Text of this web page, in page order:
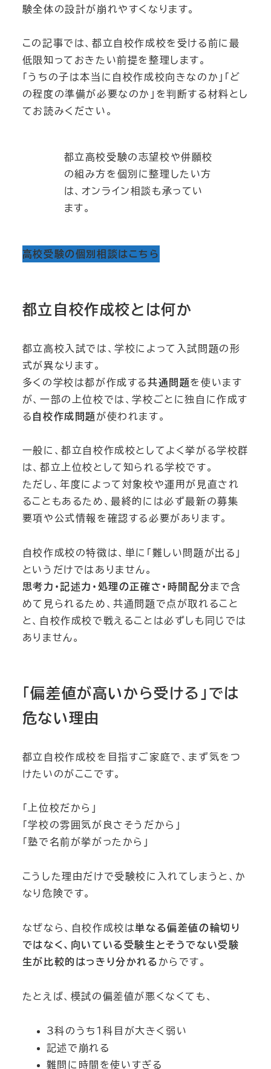
験全体の設計が崩れやすくなります。
この記事では、都立自校作成校を受ける前に最
低限知っておきたい前提を整理します。
「うちの子は本当に自校作成校向きなのか」「ど
の程度の準備が必要なのか」を判断する材料とし
てお読みください。
都立高校受験の志望校や併願校
の組み方を個別に整理したい方
は、オンライン相談も承ってい
ます。
高校受験の個別相談はこちら
都立自校作成校とは何か
都立高校入試では、学校によって入試問題の形
式が異なります。
多くの学校は都が作成する共通問題を使います
が、一部の上位校では、学校ごとに独自に作成す
る 自校作成問題 が使われます。
一般に、都立自校作成校としてよく挙がる学校群
は、都立上位校として知られる学校です。
ただし、年度によって対象校や運用が見直され
ることもあるため、最終的には必ず最新の募集
要項や公式情報を確認する必要があります。
自校作成校の特徴は、単に「難しい問題が出る」
というだけではありません。
思考力・記述力・処理の正確さ・時間配分まで含
めて見られるため、共通問題で点が取れること
と、自校作成校で戦えることは必ずしも同じでは
ありません。
「偏差値が高いから受ける」では
危ない理由
都立自校作成校を目指すご家庭で、まず気をつ
けたいのがここです。
「上位校だから」
「学校の雰囲気が良さそうだから」
「塾で名前が挙がったから」
こうした理由だけで受験校に入れてしまうと、か
なり危険です。
なぜなら、自校作成校は単なる偏差値の輪切り
ではなく、向いている受験生とそうでない受験
生が比較的はっきり分かれる からです。
たとえば、模試の偏差値が悪くなくても、
3科のうち1科目が大きく弱い
記述で崩れる
難問に時間を使いすぎる